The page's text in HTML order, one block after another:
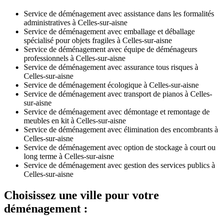
Service de déménagement avec assistance dans les formalités
administratives à Celles-sur-aisne
Service de déménagement avec emballage et déballage
spécialisé pour objets fragiles à Celles-sur-aisne
Service de déménagement avec équipe de déménageurs
professionnels à Celles-sur-aisne
Service de déménagement avec assurance tous risques à
Celles-sur-aisne
Service de déménagement écologique à Celles-sur-aisne
Service de déménagement avec transport de pianos à Celles-
sur-aisne
Service de déménagement avec démontage et remontage de
meubles en kit à Celles-sur-aisne
Service de déménagement avec élimination des encombrants à
Celles-sur-aisne
Service de déménagement avec option de stockage à court ou
long terme à Celles-sur-aisne
Service de déménagement avec gestion des services publics à
Celles-sur-aisne
Choisissez une ville pour votre
déménagement :